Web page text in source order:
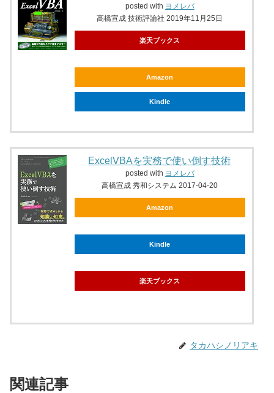
posted with ヨメレバ
高橋宣成 技術評論社 2019年11月25日
楽天ブックス
Amazon
Kindle
ExcelVBAを実務で使い倒す技術
posted with ヨメレバ
高橋宣成 秀和システム 2017-04-20
Amazon
Kindle
楽天ブックス
タカハシノリアキ
関連記事